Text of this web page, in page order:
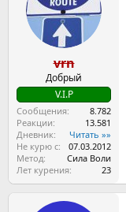
vrn
Добрый
V.I.P
Сообщения
8.782
Реакции
13.581
Дневник
Читать »»
Не курю с
07.03.2012
Метод
Сила Воли
Лет курения
23